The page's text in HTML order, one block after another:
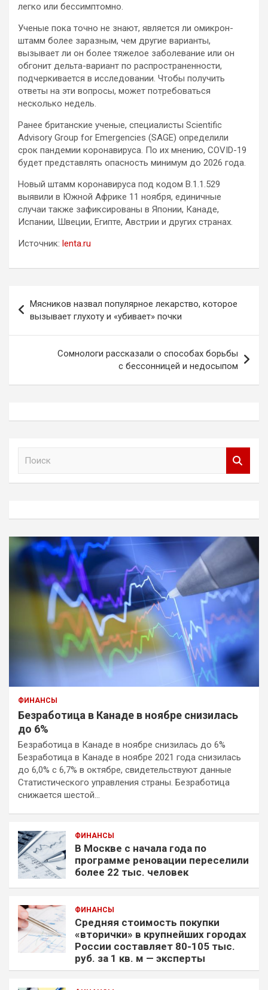
легко или бессимптомно.
Ученые пока точно не знают, является ли омикрон-
штамм более заразным, чем другие варианты,
вызывает ли он более тяжелое заболевание или он
обгонит дельта-вариант по распространенности,
подчеркивается в исследовании. Чтобы получить
ответы на эти вопросы, может потребоваться
несколько недель.
Ранее британские ученые, специалисты Scientific
Advisory Group for Emergencies (SAGE) определили
срок пандемии коронавируса. По их мнению, COVID-19
будет представлять опасность минимум до 2026 года.
Новый штамм коронавируса под кодом B.1.1.529
выявили в Южной Африке 11 ноября, единичные
случаи также зафиксированы в Японии, Канаде,
Испании, Швеции, Египте, Австрии и других странах.
Источник: lenta.ru
по
записям
Мясников назвал популярное лекарство, которое
вызывает глухоту и «убивает» почки
Сомнологи рассказали о способах борьбы
с бессонницей и недосыпом
ФИНАНСЫ
Безработица в Канаде в ноябре снизилась
до 6%
Безработица в Канаде в ноябре снизилась до 6%
Безработица в Канаде в ноябре 2021 года снизилась
до 6,0% с 6,7% в октябре, свидетельствуют данные
Статистического управления страны. Безработица
снижается шестой…
ФИНАНСЫ
В Москве с начала года по
программе реновации переселили
более 22 тыс. человек
ФИНАНСЫ
Средняя стоимость покупки
«вторички» в крупнейших городах
России составляет 80-105 тыс.
руб. за 1 кв. м — эксперты